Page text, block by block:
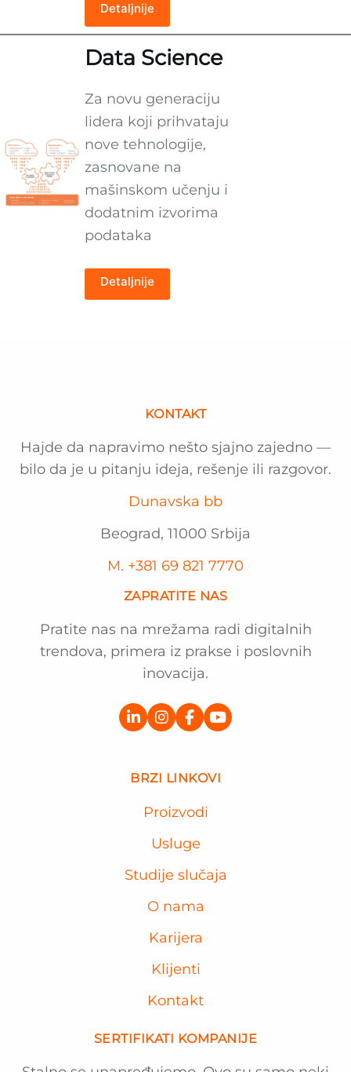
Detaljnije
Data Science
Za novu generaciju
lidera koji prihvataju
nove tehnologije,
zasnovane na
mašinskom učenju i
dodatnim izvorima
podataka
Detaljnije
KONTAKT
Hajde da napravimo nešto sjajno zajedno —
bilo da je u pitanju ideja, rešenje ili razgovor.
Dunavska bb
Beograd, 11000 Srbija
M. +381 69 821 7770
ZAPRATITE NAS
Pratite nas na mrežama radi digitalnih
trendova, primera iz prakse i poslovnih
inovacija.
BRZI LINKOVI
Proizvodi
Usluge
Studije slučaja
O nama
Karijera
Klijenti
Kontakt
SERTIFIKATI KOMPANIJE